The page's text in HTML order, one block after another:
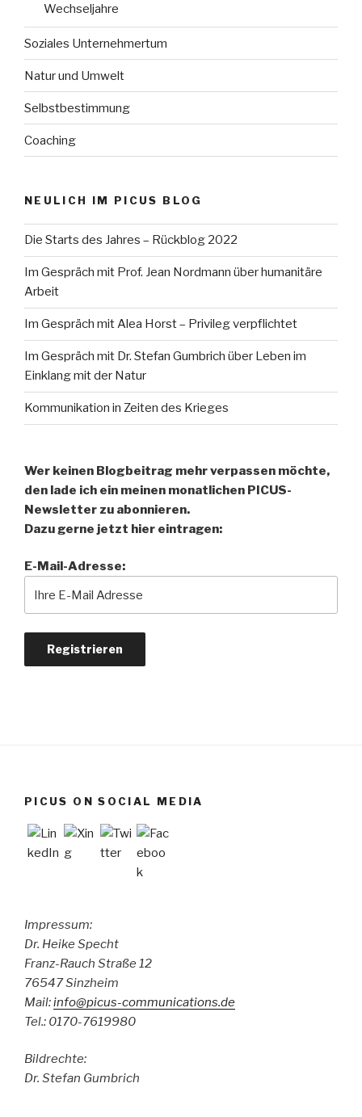
Wechseljahre
Soziales Unternehmertum
Natur und Umwelt
Selbstbestimmung
Coaching
NEULICH IM PICUS BLOG
Die Starts des Jahres – Rückblog 2022
Im Gespräch mit Prof. Jean Nordmann über humanitäre
Arbeit
Im Gespräch mit Alea Horst – Privileg verpflichtet
Im Gespräch mit Dr. Stefan Gumbrich über Leben im
Einklang mit der Natur
Kommunikation in Zeiten des Krieges
Wer keinen Blogbeitrag mehr verpassen möchte,
den lade ich ein meinen monatlichen PICUS-
Newsletter zu abonnieren.
Dazu gerne jetzt hier eintragen:
E-Mail-Adresse:
PICUS ON SOCIAL MEDIA
Impressum:
Dr. Heike Specht
Franz-Rauch Straße 12
76547 Sinzheim
Mail:info@picus-communications.de
Tel.: 0170-7619980
Bildrechte:
Dr. Stefan Gumbrich